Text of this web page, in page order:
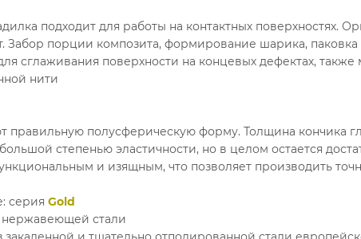
подходит для работы на контактных поверхностях.
Забор порции композита, формирование шарика, паковка
сглаживания поверхности на концевых дефектах, также
нити
правильную полусферическую форму. Толщина кончика
степенью эластичности, но в целом остается
и изящным, что позволяет производить
серия Gold
нержавеющей стали